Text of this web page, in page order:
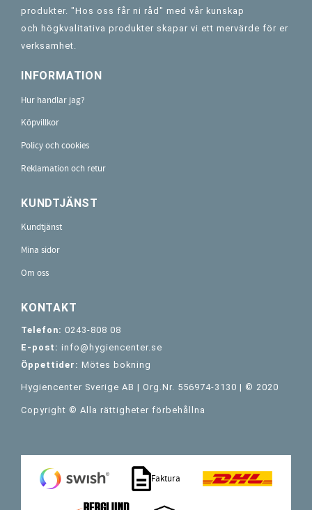
produkter. "Hos oss får ni råd" med vår kunskap
och högkvalitativa produkter skapar vi ett mervärde för er
verksamhet.
INFORMATION
Hur handlar jag?
Köpvillkor
Policy och cookies
Reklamation och retur
KUNDTJÄNST
Kundtjänst
Mina sidor
Om oss
KONTAKT
Telefon: 0243-808 08
E-post: info@hygiencenter.se
Öppettider: Mötes bokning
Hygiencenter Sverige AB | Org.Nr. 556974-3130 | © 2020
Copyright © Alla rättigheter förbehållna
Faktura